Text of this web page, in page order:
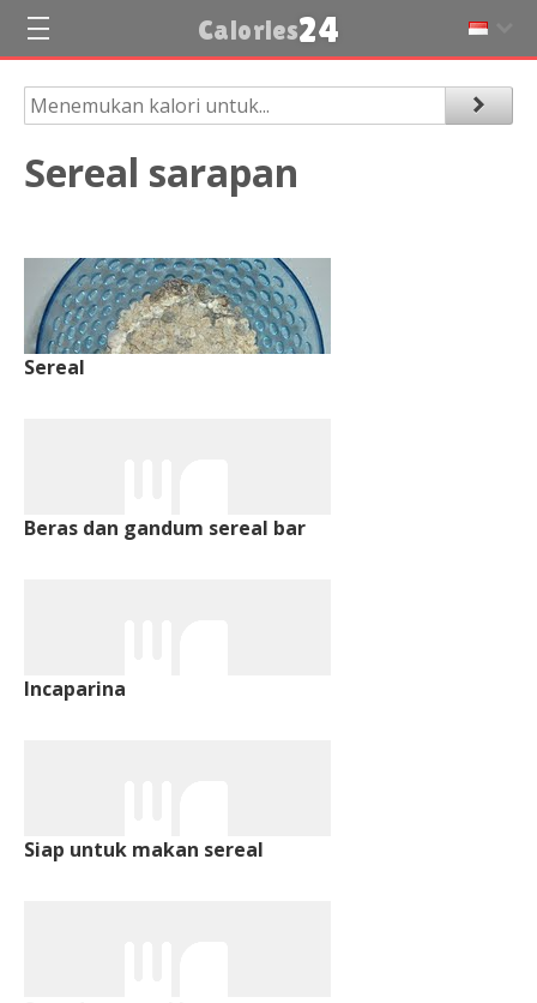
Calories24
Sereal sarapan
Sereal
Beras dan gandum sereal bar
Incaparina
Siap untuk makan sereal